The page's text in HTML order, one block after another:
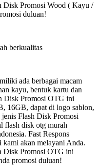
Disk Promosi Wood ( Kayu /
duluan!
ada berbagai macam
kayu, bentuk kartu dan
Disk Promosi OTG ini
16GB, dapat di logo sablon,
Flash Disk Promosi
flash disk otg murah
Fast Respons
kami akan melayani Anda.
Disk Promosi OTG ini
promosi duluan!